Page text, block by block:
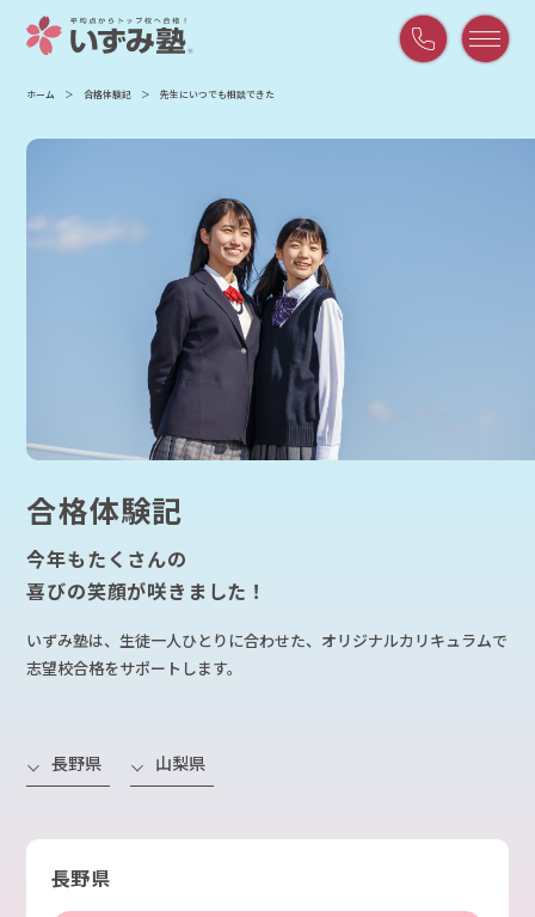
ホーム 合格体験記 先生にいつでも相談できた
合格体験記
今年もたくさんの
喜びの笑顔が咲きました！
いずみ塾は、生徒一人ひとりに合わせた、オリジナルカリキュラムで
志望校合格をサポートします。
長野県 山梨県
長野県